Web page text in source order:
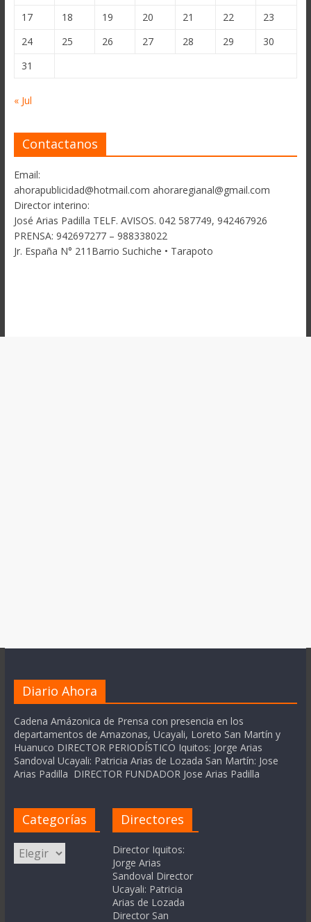
17
18 19 20 21 22
23
24
25 26 27 28 29
30
31
« Jul
Contactanos
Email:
ahorapublicidad@hotmail.com ahoraregianal@gmail.com
Director interino:
José Arias Padilla TELF. AVISOS. 042 587749, 942467926
PRENSA: 942697277 – 988338022
Jr. España N° 211Barrio Suchiche • Tarapoto
Diario Ahora
Cadena Amázonica de Prensa con presencia en los
departamentos de Amazonas, Ucayali, Loreto San Martín y
Huanuco DIRECTOR PERIODÍSTICO Iquitos: Jorge Arias
Sandoval Ucayali: Patricia Arias de Lozada San Martín: Jose
Arias Padilla DIRECTOR FUNDADOR Jose Arias Padilla
Categorías
Categorías
Directores
Director Iquitos:
Jorge Arias
Sandoval Director
Ucayali: Patricia
Arias de Lozada
Director San